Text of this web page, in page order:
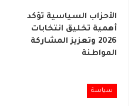
الأحزاب السياسية تؤكد
أهمية تخليق انتخابات
2026 وتعزيز المشاركة
المواطنة
سياسة